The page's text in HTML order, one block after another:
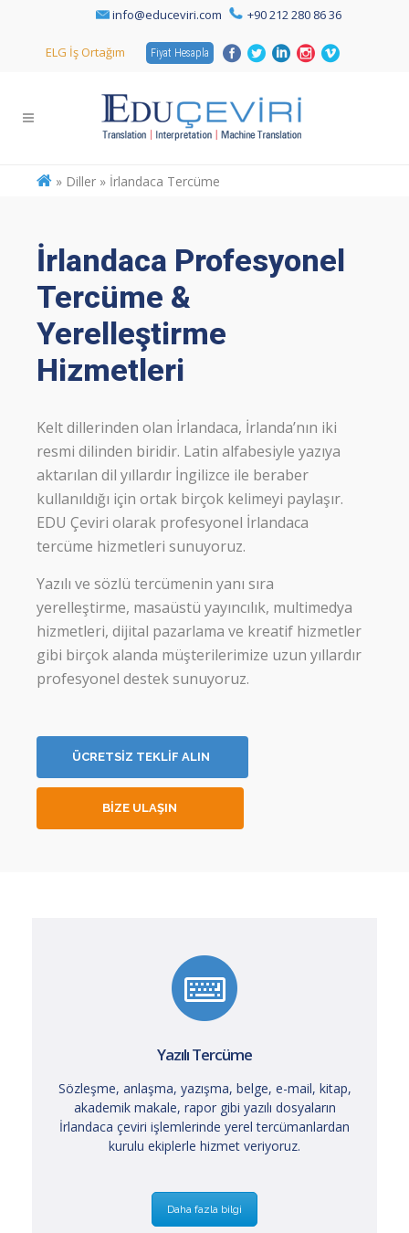
info@educeviri.com +90 212 280 86 36
ELG İş Ortağım Fiyat Hesapla
» Diller » İrlandaca Tercüme
İrlandaca Profesyonel
Tercüme &
Yerelleştirme
Hizmetleri
Kelt dillerinden olan İrlandaca, İrlanda’nın iki
resmi dilinden biridir. Latin alfabesiyle yazıya
aktarılan dil yıllardır İngilizce ile beraber
kullanıldığı için ortak birçok kelimeyi paylaşır.
EDU Çeviri olarak profesyonel İrlandaca
tercüme hizmetleri sunuyoruz.
Yazılı ve sözlü tercümenin yanı sıra
yerelleştirme, masaüstü yayıncılık, multimedya
hizmetleri, dijital pazarlama ve kreatif hizmetler
gibi birçok alanda müşterilerimize uzun yıllardır
profesyonel destek sunuyoruz.
ÜCRETSİZ TEKLİF ALIN
BİZE ULAŞIN
Yazılı Tercüme
Sözleşme, anlaşma, yazışma, belge, e-mail, kitap,
akademik makale, rapor gibi yazılı dosyaların
İrlandaca çeviri işlemlerinde yerel tercümanlardan
kurulu ekiplerle hizmet veriyoruz.
Daha fazla bilgi